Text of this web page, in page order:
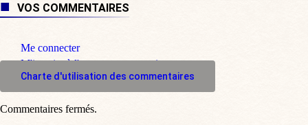
VOS COMMENTAIRES
Me connecter
M'inscrire à l'espace commentaire
Charte d'utilisation des commentaires
Commentaires fermés.